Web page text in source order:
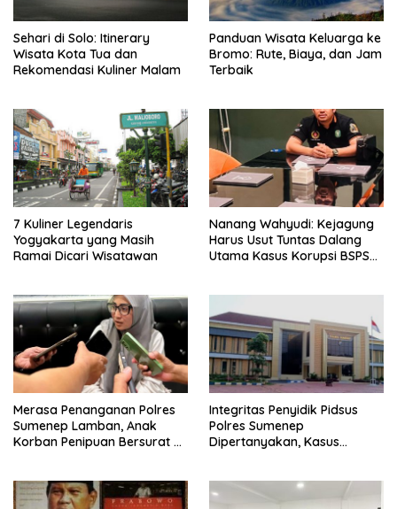
Sehari di Solo: Itinerary
Wisata Kota Tua dan
Rekomendasi Kuliner Malam
Panduan Wisata Keluarga ke
Bromo: Rute, Biaya, dan Jam
Terbaik
7 Kuliner Legendaris
Yogyakarta yang Masih
Ramai Dicari Wisatawan
Nanang Wahyudi: Kejagung
Harus Usut Tuntas Dalang
Utama Kasus Korupsi BSPS
Merasa Penanganan Polres
Sumenep Lamban, Anak
Korban Penipuan Bersurat ke
Integritas Penyidik Pidsus
Polres Sumenep
Dipertanyakan, Kasus
Kepastian